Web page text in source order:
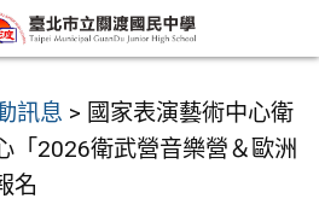
訊息 > 國家表演藝術中心衛
「2026衛武營音樂營＆歐洲
名